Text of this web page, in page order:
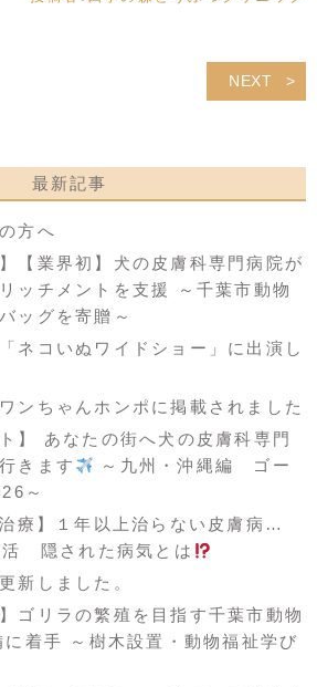
NEXT
最新記事
方へ
【業界初】犬の皮膚科専門病院が
ッチメントを支援 ～千葉市動物
ッグを寄贈～
ネコいぬワイドショー」に出演し
ンちゃんホンポに掲載されました
】 あなたの街へ犬の皮膚科専門
きます
～九州・沖縄編 ゴー
～
療】１年以上治らない皮膚病…
活 隠された病気とは
新しました。
ゴリラの繁殖を目指す千葉市動物
着手 ～樹木設置・動物福祉学び